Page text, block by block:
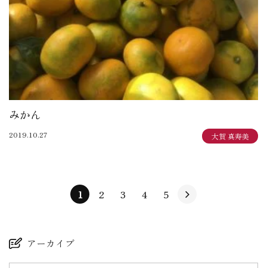
みかん
2019.10.27 大賀 真寿美
1 2 3 4 5
アーカイブ